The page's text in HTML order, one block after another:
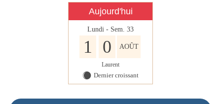
Aujourd'hui
Lundi - Sem. 33
1 0 AOÛT
Laurent
Y Dernier croissant